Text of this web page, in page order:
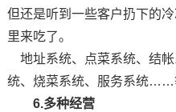
但还是听到一些客户扔下的
里来吃了。
地址系统、点菜系统、结
统、烧菜系统、服务系统……
6.多种经营